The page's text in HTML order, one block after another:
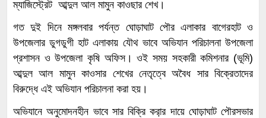
ম্যাজিস্ট্রেট আব্দুল আল মামুন কাওছার শেখ।
গত দুই দিনে মঙ্গলবার পর্যন্ত ঘোড়াঘাট পৌর এলাকার বাগেরহাট ও
উপজেলার ডুগডুগী হাট এলাকায় যৌথ ভাবে অভিযান পরিচালনা উপজেলা
প্রশাসন ও উপজেলা কৃষি অফিস। ওই সময় সহকারী কমিশনার (ভূমি)
আব্দুল আল মামুন কাওসার শেখের নেতৃত্বে অবৈধ সার বিক্রেতাদের
বিরুদ্ধে এই অভিযান পরিচালনা করা হয়।
অভিযানে অনুমোদনহীন ভাবে সার বিক্রি করা়র দায়ে ঘোড়াঘাট পৌরসভার